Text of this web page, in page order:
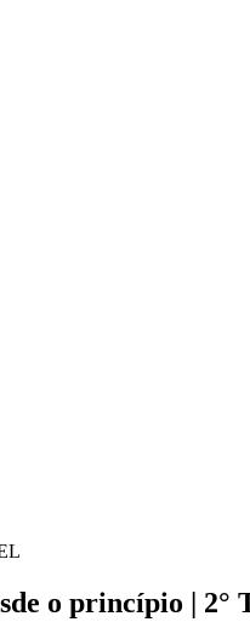
o princípio | 2°